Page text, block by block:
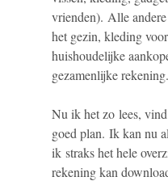
vrienden). Alle
het gezin, kleding
huishoudelijke
gezamenlijke rekening.
Nu ik het zo lees,
goed plan. Ik kan nu
ik straks het hele
rekening kan